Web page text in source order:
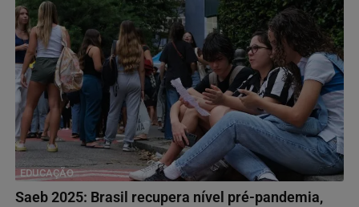
EDUCAÇÃO
Saeb 2025: Brasil recupera nível pré-pandemia,